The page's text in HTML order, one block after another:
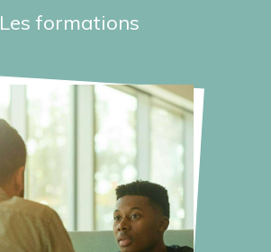
Les formations